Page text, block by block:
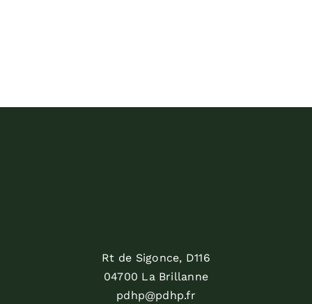
Rt de Sigonce, D116
04700 La Brillanne
pdhp@pdhp.fr